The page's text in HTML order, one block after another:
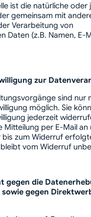
ist die natürliche oder
gemeinsam mit
Verarbeitung von
Daten (z.B. Namen, E-
zur
sind nur
möglich. Sie
jederzeit
per E-Mail an
bis zum Widerruf
vom Widerruf
gegen die
sowie gegen